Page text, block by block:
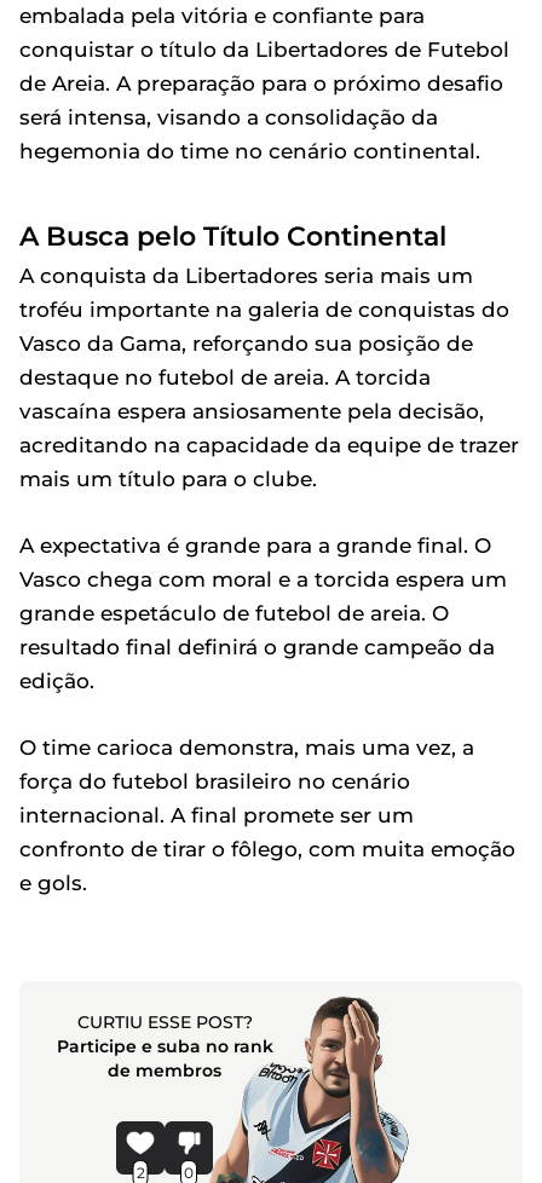
embalada pela vitória e confiante para
conquistar o título da Libertadores de Futebol
de Areia. A preparação para o próximo desafio
será intensa, visando a consolidação da
hegemonia do time no cenário continental.
A Busca pelo Título Continental
A conquista da Libertadores seria mais um
troféu importante na galeria de conquistas do
Vasco da Gama, reforçando sua posição de
destaque no futebol de areia. A torcida
vascaína espera ansiosamente pela decisão,
acreditando na capacidade da equipe de trazer
mais um título para o clube.
A expectativa é grande para a grande final. O
Vasco chega com moral e a torcida espera um
grande espetáculo de futebol de areia. O
resultado final definirá o grande campeão da
edição.
O time carioca demonstra, mais uma vez, a
força do futebol brasileiro no cenário
internacional. A final promete ser um
confronto de tirar o fôlego, com muita emoção
e gols.
CURTIU ESSE POST?
Participe e suba no rank
de membros
2 0